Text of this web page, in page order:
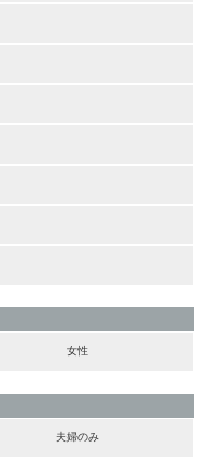
女性
夫婦のみ